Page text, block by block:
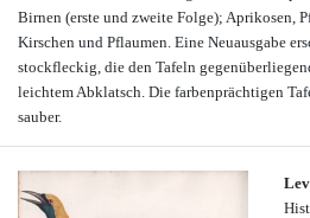
Birnen (erste und zweite Folge); Aprikosen,
Kirschen und Pflaumen. Eine Neuausgabe
stockfleckig, die den Tafeln
leichtem Abklatsch. Die farbenprächtigen
sauber.